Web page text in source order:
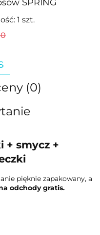
SPRING
1 szt.
(0)
+ smycz +
pięknie zapakowany, a
odchody gratis.